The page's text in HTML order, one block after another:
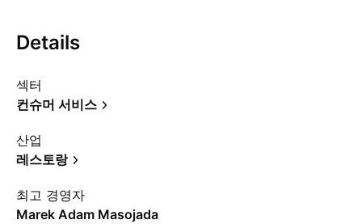
Details
섹터
컨슈머 서비스
산업
레스토랑
최고 경영자
Marek Adam Masojada